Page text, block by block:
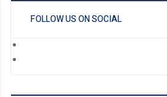
FOLLOW US ON SOCIAL